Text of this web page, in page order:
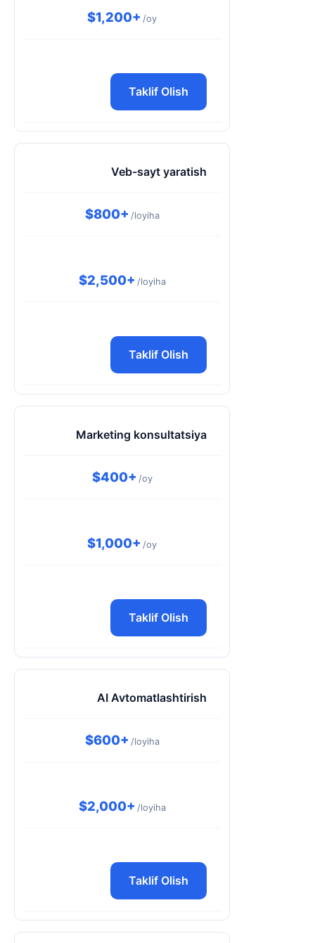
$1,200+ /oy
Taklif Olish
Veb-sayt yaratish
$800+ /loyiha
$2,500+ /loyiha
Taklif Olish
Marketing konsultatsiya
$400+ /oy
$1,000+ /oy
Taklif Olish
AI Avtomatlashtirish
$600+ /loyiha
$2,000+ /loyiha
Taklif Olish